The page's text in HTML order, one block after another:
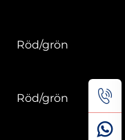
Röd/grön
Röd/grön